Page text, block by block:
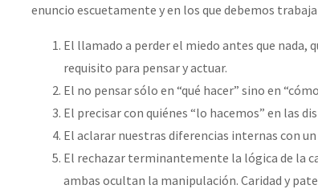
enuncio escuetamente y en los que debemos
El llamado a perder el miedo antes que
requisito para pensar y actuar.
El no pensar sólo en “qué hacer” sino en
El precisar con quiénes “lo hacemos” en las
El aclarar nuestras diferencias internas con
El rechazar terminantemente la lógica de la
ambas ocultan la manipulación. Caridad y